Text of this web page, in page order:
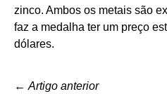
zinco. Ambos os metais são
faz a medalha ter um preço
dólares.
← Artigo anterior